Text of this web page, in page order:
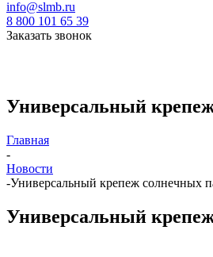
info@slmb.ru
8 800 101 65 39
Заказать звонок
Универсальный
Главная
-
Новости
-Универсальный крепеж солнечных
Универсальный